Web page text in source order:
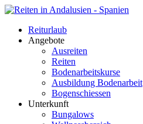
Reiturlaub
Angebote
Ausreiten
Reiten
Bodenarbeitskurse
Ausbildung Bodenarbeit
Bogenschiessen
Unterkunft
Bungalows